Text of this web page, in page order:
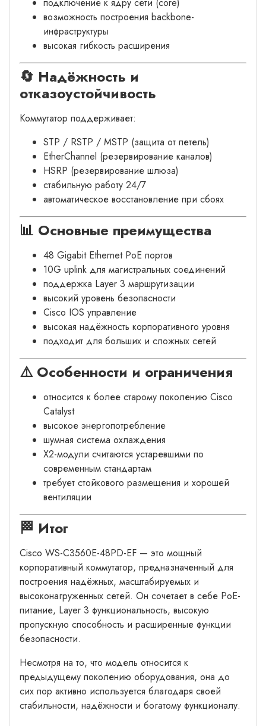
возможность построения backbone-
инфраструктуры
высокая гибкость расширения
🔄 Надёжность и
отказоустойчивость
Коммутатор поддерживает:
STP / RSTP / MSTP (защита от петель)
EtherChannel (резервирование каналов)
HSRP (резервирование шлюза)
стабильную работу 24/7
автоматическое восстановление при сбоях
📊 Основные преимущества
48 Gigabit Ethernet PoE портов
10G uplink для магистральных соединений
поддержка Layer 3 маршрутизации
высокий уровень безопасности
Cisco IOS управление
высокая надёжность корпоративного уровня
подходит для больших и сложных сетей
⚠️ Особенности и ограничения
относится к более старому поколению Cisco
Catalyst
высокое энергопотребление
шумная система охлаждения
X2-модули считаются устаревшими по
современным стандартам
требует стойкового размещения и хорошей
вентиляции
🏁 Итог
Cisco WS-C3560E-48PD-EF — это мощный
корпоративный коммутатор, предназначенный для
построения надёжных, масштабируемых и
высоконагруженных сетей. Он сочетает в себе PoE-
питание, Layer 3 функциональность, высокую
пропускную способность и расширенные функции
безопасности.
Несмотря на то, что модель относится к
предыдущему поколению оборудования, она до
сих пор активно используется благодаря своей
стабильности, надёжности и богатому функционалу.